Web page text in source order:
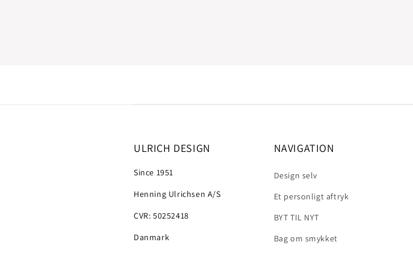
ULRICH DESIGN
Since 1951
Henning Ulrichsen A/S
CVR: 50252418
Danmark
NAVIGATION
Design selv
Et personligt aftryk
BYT TIL NYT
Bag om smykket